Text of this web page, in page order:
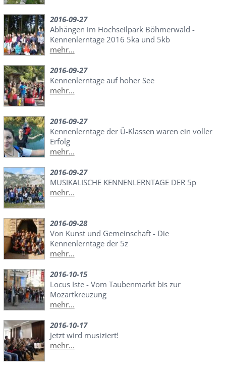
2016-09-27
Abhängen im Hochseilpark Böhmerwald -
Kennenlerntage 2016 5ka und 5kb
mehr...
2016-09-27
Kennenlerntage auf hoher See
mehr...
2016-09-27
Kennenlerntage der Ü-Klassen waren ein voller
Erfolg
mehr...
2016-09-27
MUSIKALISCHE KENNENLERNTAGE DER 5p
mehr...
2016-09-28
Von Kunst und Gemeinschaft - Die
Kennenlerntage der 5z
mehr...
2016-10-15
Locus Iste - Vom Taubenmarkt bis zur
Mozartkreuzung
mehr...
2016-10-17
Jetzt wird musiziert!
mehr...